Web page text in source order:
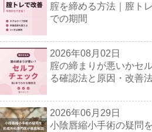
腟を締める方法｜膣ト
での期間
2026年08月02日
腟の締まりが悪いかセ
る確認法と原因・改善
2026年06月29日
小陰唇縮小手術の疑問